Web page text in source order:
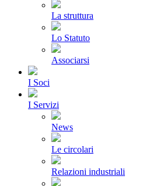
La struttura
Lo Statuto
Associarsi
I Soci
I Servizi
News
Le circolari
Relazioni industriali